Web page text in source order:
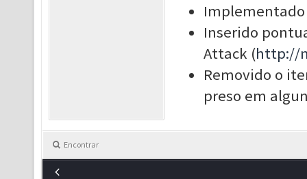
Inserido
Attack (http://
Removido o
preso em
Encontrar